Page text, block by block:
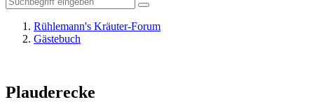
Rühlemann's Kräuter-Forum
Gästebuch
Plauderecke